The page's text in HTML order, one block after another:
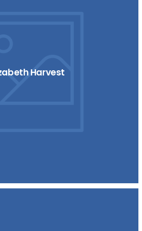
Harvest